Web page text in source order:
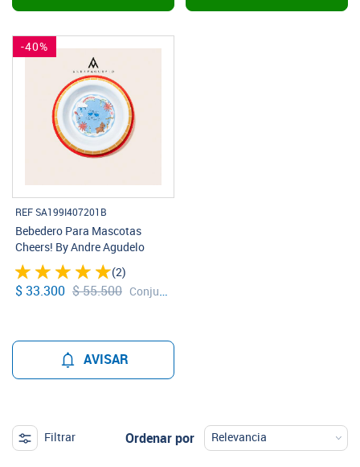
-40%
REF SA199I407201B
Bebedero Para Mascotas
Cheers! By Andre Agudelo
(2)
$ 33.300 $ 55.500 Conjunto
AVISAR
Filtrar Ordenar por